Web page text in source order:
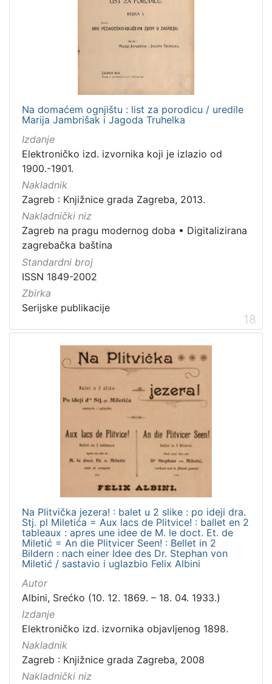
Na domaćem ognjištu : list za porodicu / uredile
Marija Jambrišak i Jagoda Truhelka
Izdanje
Elektroničko izd. izvornika koji je izlazio od
1900.-1901.
Nakladnik
Zagreb : Knjižnice grada Zagreba, 2013.
Nakladnički niz
Zagreb na pragu modernog doba • Digitalizirana
zagrebačka baština
Standardni broj
ISSN 1849-2002
Zbirka
Serijske publikacije
18
Na Plitvička jezera! : balet u 2 slike : po ideji dra.
Stj. pl Miletića = Aux lacs de Plitvice! : ballet en 2
tableaux : apres une idee de M. le doct. Et. de
Miletić = An die Plitvicer Seen! : Bellet in 2
Bildern : nach einer Idee des Dr. Stephan von
Miletić / sastavio i uglazbio Felix Albini
Autor
Albini, Srećko (10. 12. 1869. – 18. 04. 1933.)
Izdanje
Elektroničko izd. izvornika objavljenog 1898.
Nakladnik
Zagreb : Knjižnice grada Zagreba, 2008
Nakladnički niz